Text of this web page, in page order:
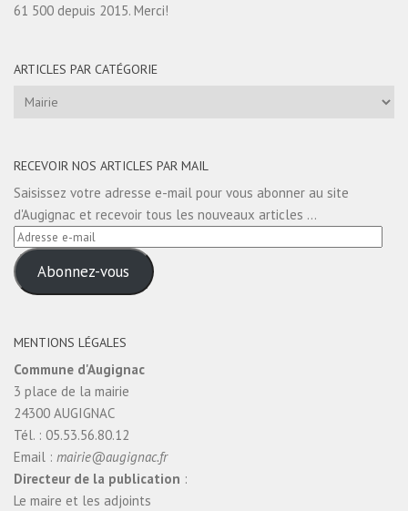
61 500 depuis 2015. Merci!
ARTICLES PAR CATÉGORIE
Articles
RECEVOIR NOS ARTICLES PAR MAIL
Saisissez votre adresse e-mail pour vous abonner au site
d'Augignac et recevoir tous les nouveaux articles ...
Adresse
e-
mail Abonnez-vous
MENTIONS LÉGALES
Commune d'Augignac
3 place de la mairie
24300 AUGIGNAC
Tél. : 05.53.56.80.12
Email : mairie@augignac.fr
Directeur de la publication :
Le maire et les adjoints